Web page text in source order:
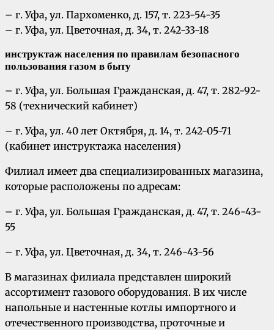
– г. Уфа, ул. Пархоменко, д. 157, т. 223-54-35
– г. Уфа, ул. Цветочная, д. 34, т. 242-33-18
инструктаж населения по правилам безопасного
пользования газом в быту
– г. Уфа, ул. Большая Гражданская, д. 47, т. 282-92-
58 (технический кабинет)
– г. Уфа, ул. 40 лет Октября, д. 14, т. 242-05-71
(кабинет инструктажа населения)
Филиал имеет два специализированных магазина,
которые расположены по адресам:
– г. Уфа, ул. Большая Гражданская, д. 47, т. 246-43-
55
– г. Уфа, ул. Цветочная, д. 34, т. 246-43-56
В магазинах филиала представлен широкий
ассортимент газового оборудования. В их числе
напольные и настенные котлы импортного и
отечественного производства, проточные и